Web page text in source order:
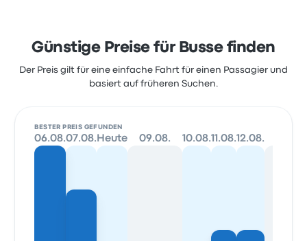
Günstige Preise für Busse finden
Der Preis gilt für eine einfache Fahrt für einen Passagier und
basiert auf früheren Suchen.
BESTER PREIS GEFUNDEN
06.08.07.08. Heute 09.08. 10.08.11.08.12.08.